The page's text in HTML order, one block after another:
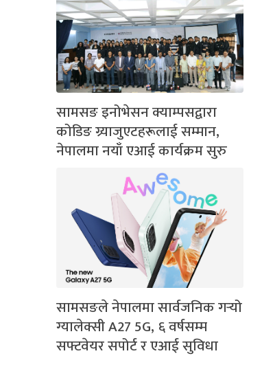
सामसङ इनोभेसन क्याम्पसद्वारा
कोडिङ ग्र्याजुएटहरूलाई सम्मान,
नेपालमा नयाँ एआई कार्यक्रम सुरु
सामसङले नेपालमा सार्वजनिक गर्‍यो
ग्यालेक्सी A27 5G, ६ वर्षसम्म
सफ्टवेयर सपोर्ट र एआई सुविधा